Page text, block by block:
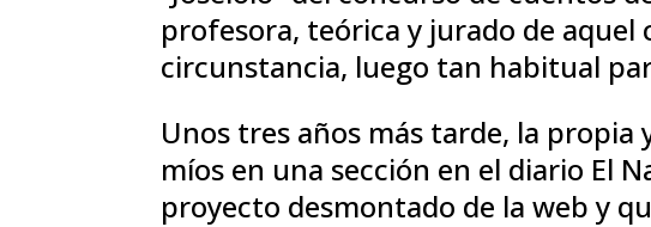
profesora, teórica y jurado de aquel
circunstancia, luego tan habitual
Unos tres años más tarde, la
míos en una sección en el diario El
proyecto desmontado de la web y